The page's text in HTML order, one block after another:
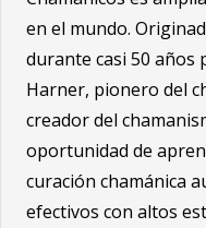
en el mundo.
durante casi 50
Harner, pionero del
creador del
oportunidad de
curación chamánica
efectivos con altos